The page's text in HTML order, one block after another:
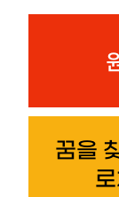
꿈을